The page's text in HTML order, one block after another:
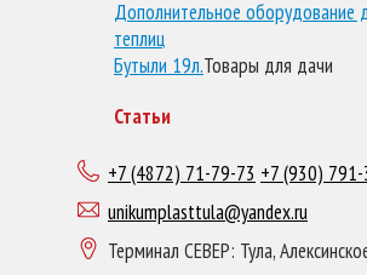
Дополнительное оборудование
теплиц
Бутыли 19л.Товары для дачи
Статьи
+7 (4872) 71-79-73 +7 (930)
unikumplasttula@yandex.ru
Терминал СЕВЕР: Тула,